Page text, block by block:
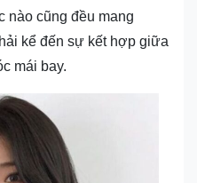
nào cũng đều mang
kể đến sự kết hợp giữa
mái bay.